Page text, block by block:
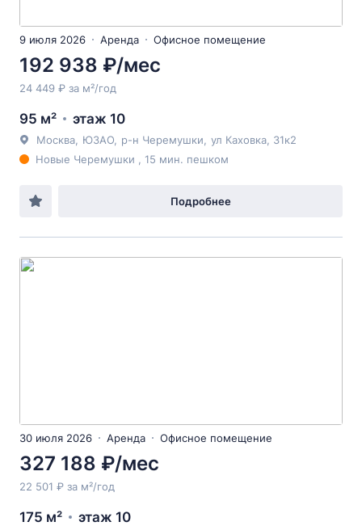
9 июля 2026 Аренда Офисное помещение
192 938 ₽/мес
24 449 ₽ за м²/год
95 м² этаж 10
Москва ЮЗАО р-н Черемушки ул Каховка , 31к2
Новые Черемушки , 15 мин. пешком
Подробнее
30 июля 2026 Аренда Офисное помещение
327 188 ₽/мес
22 501 ₽ за м²/год
175 м² этаж 10